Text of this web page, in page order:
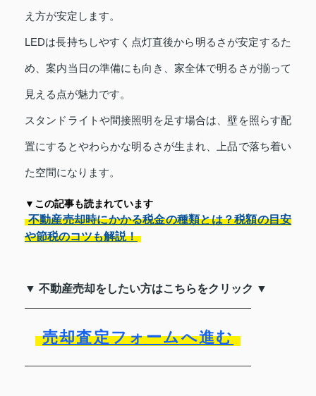
え方が安定します。
LEDは長持ちしやすく点灯直後から明るさが安定するた
め、案内当日の準備にも向き、家全体で明るさが揃って
見える点が魅力です。
スタンドライトや間接照明を足す場合は、壁を照らす配
置にするとやわらかな明るさが生まれ、上品で落ち着い
た空間になります。
▼この記事も読まれています
不動産売却時にかかる税金の種類とは？税額の目安
や節税のコツも解説！
▼ 不動産売却をしたい方はこちらをクリック ▼
売却査定フォームへ進む